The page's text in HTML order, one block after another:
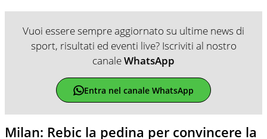
Vuoi essere sempre aggiornato su ultime news di
sport, risultati ed eventi live? Iscriviti al nostro
canaleWhatsApp
Entra nel canale WhatsApp
Milan: Rebic la pedina per convincere la